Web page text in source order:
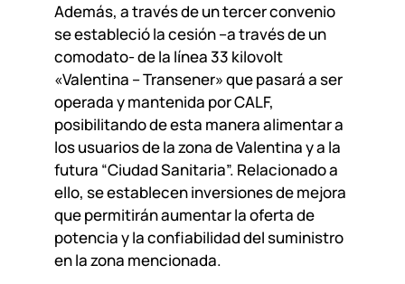
Además, a través de un tercer convenio
se estableció la cesión –a través de un
comodato- de la línea 33 kilovolt
«Valentina – Transener» que pasará a ser
operada y mantenida por CALF,
posibilitando de esta manera alimentar a
los usuarios de la zona de Valentina y a la
futura “Ciudad Sanitaria”. Relacionado a
ello, se establecen inversiones de mejora
que permitirán aumentar la oferta de
potencia y la confiabilidad del suministro
en la zona mencionada.